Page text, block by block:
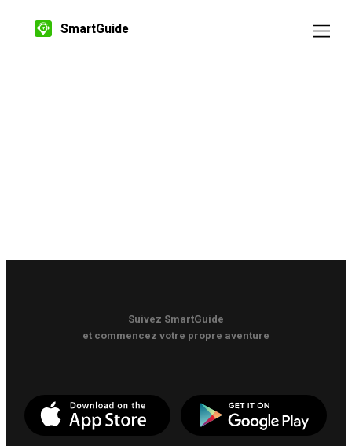
SmartGuide
Suivez SmartGuide
et commencez votre propre aventure